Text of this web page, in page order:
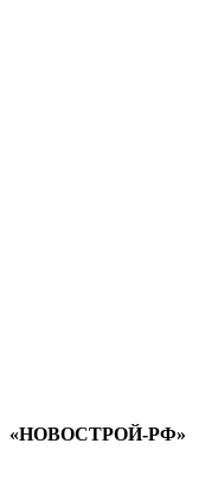
«НОВОСТРОЙ-РФ»